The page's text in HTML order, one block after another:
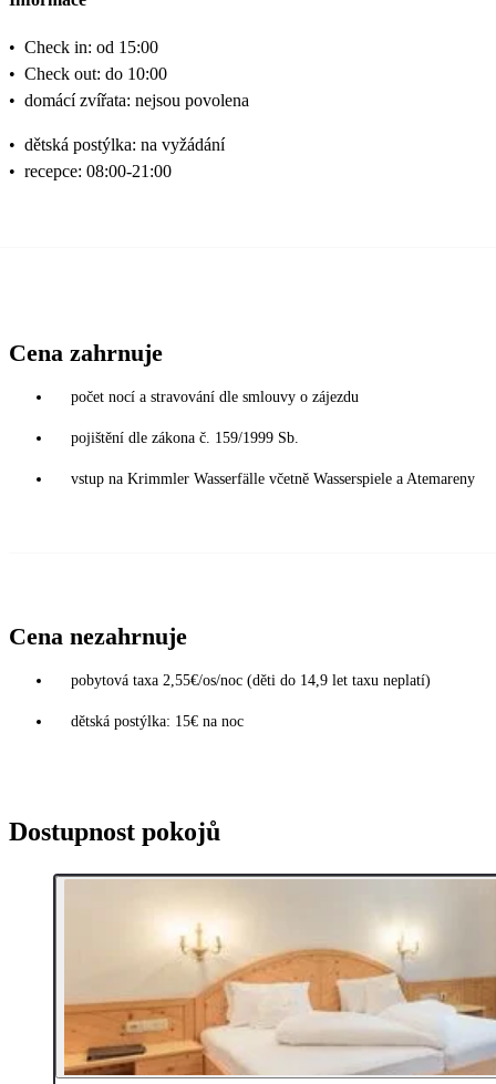
• Check in: od 15:00
• Check out: do 10:00
• domácí zvířata: nejsou povolena
• dětská postýlka: na vyžádání
• recepce: 08:00-21:00
Cena zahrnuje
počet nocí a stravování dle smlouvy o zájezdu
pojištění dle zákona č. 159/1999 Sb.
vstup na Krimmler Wasserfälle včetně Wasserspiele a Atemareny
Cena nezahrnuje
pobytová taxa 2,55€/os/noc (děti do 14,9 let taxu neplatí)
dětská postýlka: 15€ na noc
Dostupnost pokojů